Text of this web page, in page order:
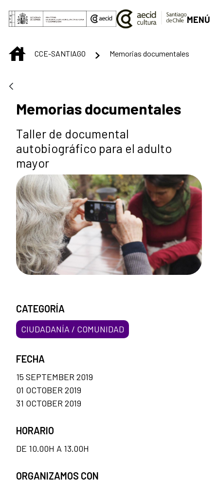
Skip to Main Content
MENÚ
INICIOCCE-SANTIAGO Memorias documentales
Memorias documentales
Taller de documental
autobiográfico para el adulto
mayor
CATEGORÍA
CIUDADANÍA / COMUNIDAD
FECHA
15 SEPTEMBER 2019
01 OCTOBER 2019
31 OCTOBER 2019
HORARIO
DE 10.00H A 13.00H
ORGANIZAMOS CON